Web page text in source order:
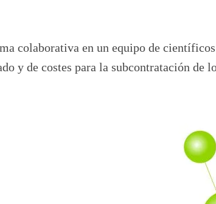
colaborativa en un equipo de
y de costes para la subcontratación de